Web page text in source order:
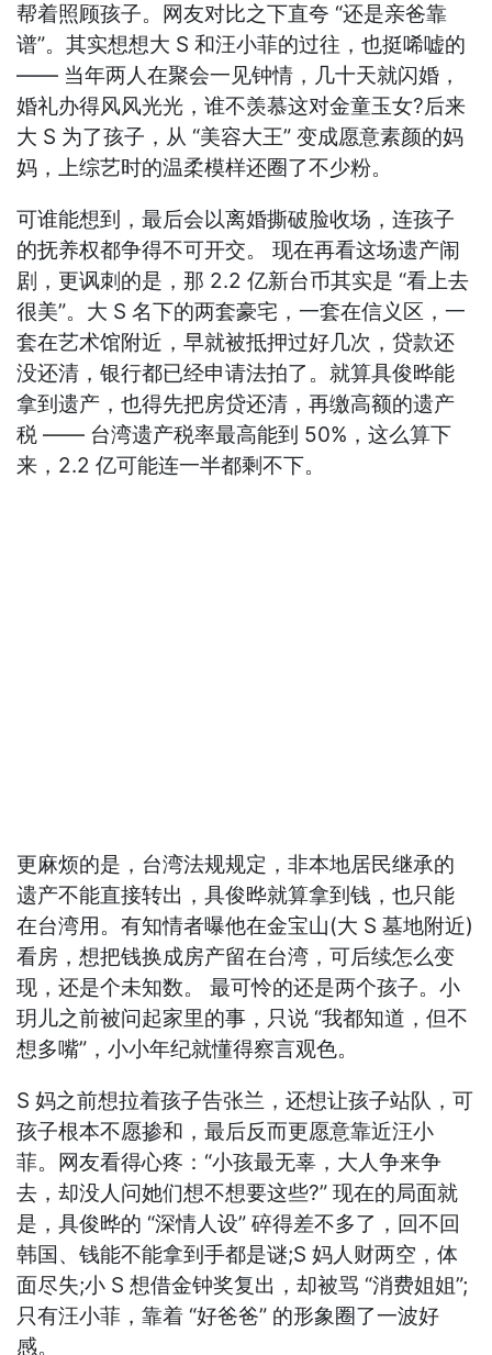
帮着照顾孩子。网友对比之下直夸 “还是亲爸靠
谱”。其实想想大 S 和汪小菲的过往，也挺唏嘘的
—— 当年两人在聚会一见钟情，几十天就闪婚，
婚礼办得风风光光，谁不羡慕这对金童玉女?后来
大 S 为了孩子，从 “美容大王” 变成愿意素颜的妈
妈，上综艺时的温柔模样还圈了不少粉。
可谁能想到，最后会以离婚撕破脸收场，连孩子
的抚养权都争得不可开交。 现在再看这场遗产闹
剧，更讽刺的是，那 2.2 亿新台币其实是 “看上去
很美”。大 S 名下的两套豪宅，一套在信义区，一
套在艺术馆附近，早就被抵押过好几次，贷款还
没还清，银行都已经申请法拍了。就算具俊晔能
拿到遗产，也得先把房贷还清，再缴高额的遗产
税 —— 台湾遗产税率最高能到 50%，这么算下
来，2.2 亿可能连一半都剩不下。
更麻烦的是，台湾法规规定，非本地居民继承的
遗产不能直接转出，具俊晔就算拿到钱，也只能
在台湾用。有知情者曝他在金宝山(大 S 墓地附近)
看房，想把钱换成房产留在台湾，可后续怎么变
现，还是个未知数。 最可怜的还是两个孩子。小
玥儿之前被问起家里的事，只说 “我都知道，但不
想多嘴”，小小年纪就懂得察言观色。
S 妈之前想拉着孩子告张兰，还想让孩子站队，可
孩子根本不愿掺和，最后反而更愿意靠近汪小
菲。网友看得心疼：“小孩最无辜，大人争来争
去，却没人问她们想不想要这些?” 现在的局面就
是，具俊晔的 “深情人设” 碎得差不多了，回不回
韩国、钱能不能拿到手都是谜;S 妈人财两空，体
面尽失;小 S 想借金钟奖复出，却被骂 “消费姐姐”;
只有汪小菲，靠着 “好爸爸” 的形象圈了一波好
感。